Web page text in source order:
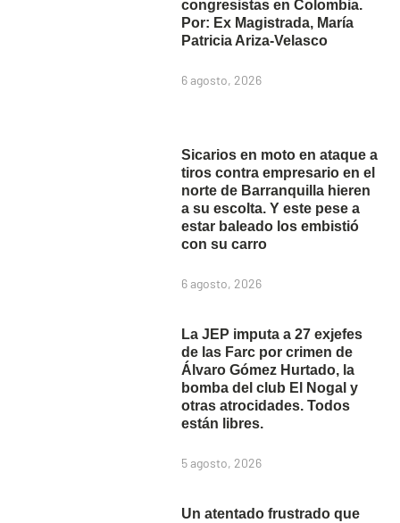
congresistas en Colombia.
Por: Ex Magistrada, María
Patricia Ariza-Velasco
6 agosto, 2026
Sicarios en moto en ataque a
tiros contra empresario en el
norte de Barranquilla hieren
a su escolta. Y este pese a
estar baleado los embistió
con su carro
6 agosto, 2026
La JEP imputa a 27 exjefes
de las Farc por crimen de
Álvaro Gómez Hurtado, la
bomba del club El Nogal y
otras atrocidades. Todos
están libres.
5 agosto, 2026
Un atentado frustrado que